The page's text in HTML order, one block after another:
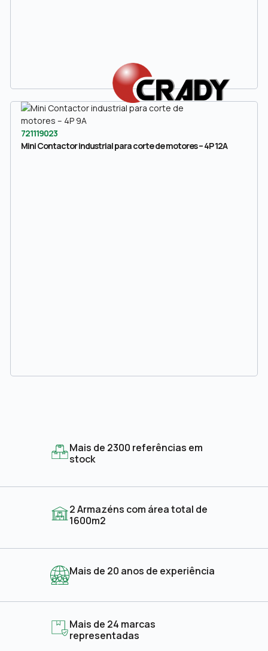
721119023
Mini Contactor industrial para corte de motores – 4P 12A
Mais de 2300 referências em
stock
2 Armazéns com área total de
1600m2
Mais de 20 anos de experiência
Mais de 24 marcas
representadas